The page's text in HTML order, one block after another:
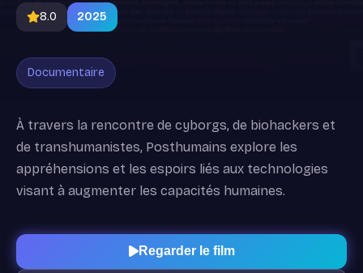
8.0 2025
Documentaire
À travers la rencontre de cyborgs, de biohackers et
de transhumanistes, Posthumains explore les
appréhensions et les espoirs liés aux technologies
visant à augmenter les capacités humaines.
Regarder le film